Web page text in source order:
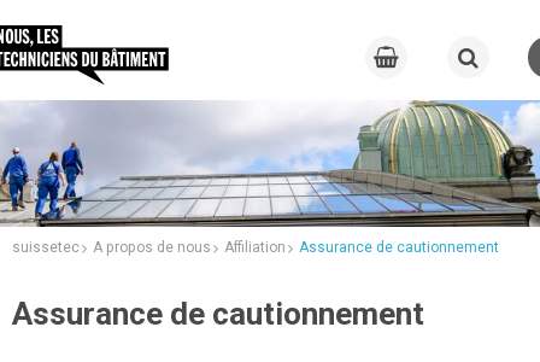
suissetec A propos de nous Affiliation Assurance de cautionnement
Assurance de cautionnement